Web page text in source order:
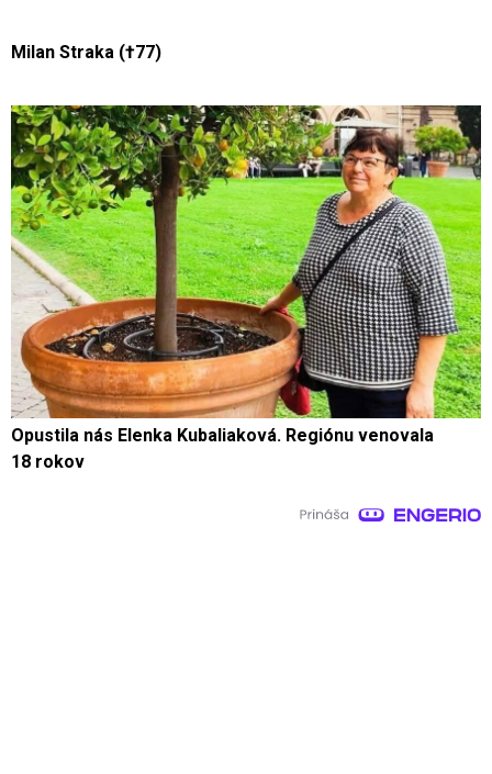
Milan Straka (†77)
Opustila nás Elenka Kubaliaková. Regiónu venovala
18 rokov